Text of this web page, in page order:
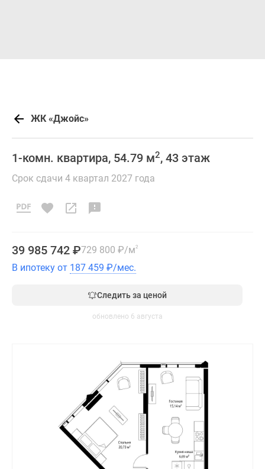
ЖК «Джойс»
1-комн. квартира, 54.79 м2, 43 этаж
Срок сдачи 4 квартал 2027 года
39 985 742 ₽729 800 ₽/м2
В ипотеку от 187 459 ₽/мес.
Следить за ценой
обновлено 6 августа